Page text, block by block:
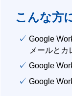
こんな方
✓ Google
メールとカ
✓ Google
✓ Google